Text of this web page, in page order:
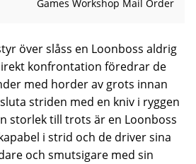
Games Workshop Mail Order
över slåss en Loonboss aldrig
konfrontation föredrar de
med horder av grots innan
striden med en kniv i ryggen
storlek till trots är en Loonboss
i strid och de driver sina
och smutsigare med sin